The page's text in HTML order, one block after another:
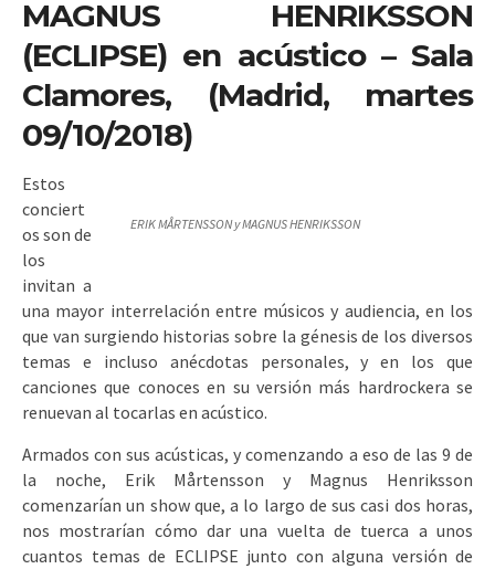
MAGNUS HENRIKSSON
(ECLIPSE) en acústico – Sala
Clamores, (Madrid, martes
09/10/2018)
ERIK MÅRTENSSON y MAGNUS HENRIKSSON
Estos
conciert
os son de
los
invitan a
una mayor interrelación entre músicos y audiencia, en los
que van surgiendo historias sobre la génesis de los diversos
temas e incluso anécdotas personales, y en los que
canciones que conoces en su versión más hardrockera se
renuevan al tocarlas en acústico.
Armados con sus acústicas, y comenzando a eso de las 9 de
la noche, Erik Mårtensson y Magnus Henriksson
comenzarían un show que, a lo largo de sus casi dos horas,
nos mostrarían cómo dar una vuelta de tuerca a unos
cuantos temas de ECLIPSE junto con alguna versión de